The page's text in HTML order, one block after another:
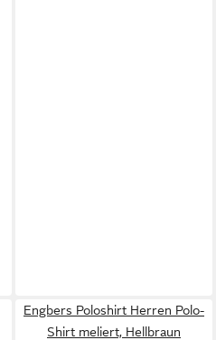
Engbers Poloshirt Herren Polo-
Shirt meliert, Hellbraun